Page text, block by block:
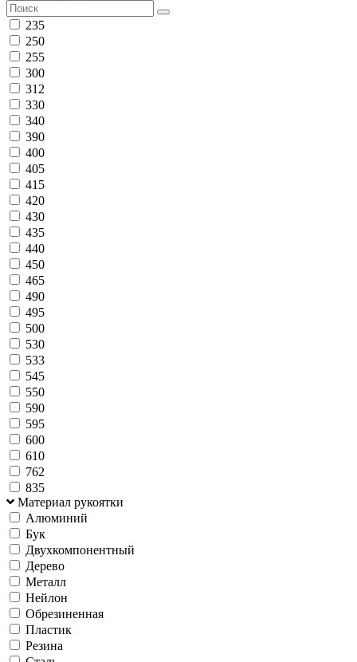
235
250
255
300
312
330
340
390
400
405
415
420
430
435
440
450
465
490
495
500
530
533
545
550
590
595
600
610
762
835
Материал рукоятки
Алюминий
Бук
Двухкомпонентный
Дерево
Металл
Нейлон
Обрезиненная
Пластик
Резина